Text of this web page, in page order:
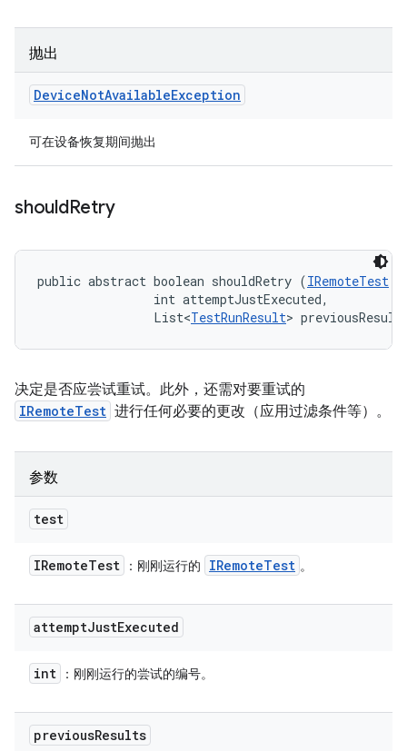
抛出
DeviceNotAvailableException
可在设备恢复期间抛出
shouldRetry
public abstract boolean shouldRetry (IRemoteTest
                int attemptJustExecuted,
                List<
TestRunResult>
决定是否应尝试重试。此外，还需对要重试的
IRemoteTest 进行任何必要的更改（应用过滤条件等）。
参数
test
IRemoteTest ：刚刚运行的 IRemoteTest 。
attemptJustExecuted
int ：刚刚运行的尝试的编号。
previousResults